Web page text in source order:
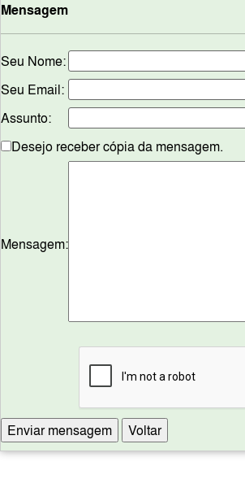
Mensagem
Seu Nome:
Seu Email:
Assunto:
Desejo receber cópia da mensagem.
Mensagem: